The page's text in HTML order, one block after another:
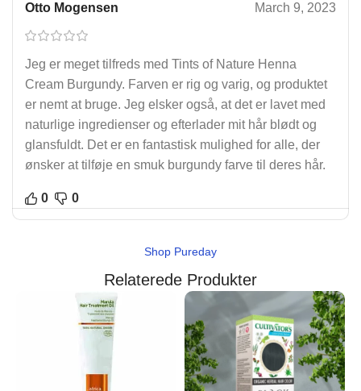
Otto Mogensen March 9, 2023
Jeg er meget tilfreds med Tints of Nature Henna
Cream Burgundy. Farven er rig og varig, og produktet
er nemt at bruge. Jeg elsker også, at det er lavet med
naturlige ingredienser og efterlader mit hår blødt og
glansfuldt. Det er en fantastisk mulighed for alle, der
ønsker at tilføje en smuk burgundy farve til deres hår.
0 0
Shop Pureday
Relaterede Produkter